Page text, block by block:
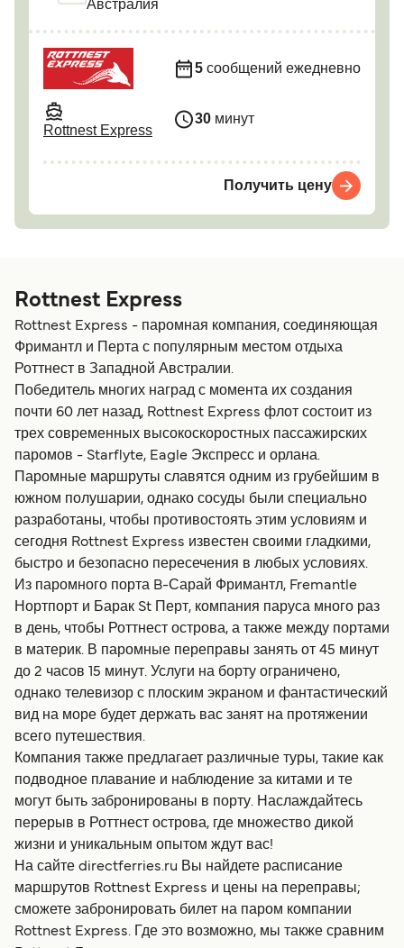
Австралия
Rottnest Express
5 сообщений ежедневно
30 минут
Получить цену
Rottnest Express
Rottnest Express - паромная компания, соединяющая
Фримантл и Перта с популярным местом отдыха
Роттнест в Западной Австралии.
Победитель многих наград с момента их создания
почти 60 лет назад, Rottnest Express флот состоит из
трех современных высокоскоростных пассажирских
паромов - Starflyte, Eagle Экспресс и орлана.
Паромные маршруты славятся одним из грубейшим в
южном полушарии, однако сосуды были специально
разработаны, чтобы противостоять этим условиям и
сегодня Rottnest Express известен своими гладкими,
быстро и безопасно пересечения в любых условиях.
Из паромного порта B-Сарай Фримантл, Fremantle
Нортпорт и Барак St Перт, компания паруса много раз
в день, чтобы Роттнест острова, а также между портами
в материк. В паромные переправы занять от 45 минут
до 2 часов 15 минут. Услуги на борту ограничено,
однако телевизор с плоским экраном и фантастический
вид на море будет держать вас занят на протяжении
всего путешествия.
Компания также предлагает различные туры, такие как
подводное плавание и наблюдение за китами и те
могут быть забронированы в порту. Наслаждайтесь
перерыв в Роттнест острова, где множество дикой
жизни и уникальным опытом ждут вас!
На сайте directferries.ru Вы найдете расписание
маршрутов Rottnest Express и цены на переправы;
сможете забронировать билет на паром компании
Rottnest Express. Где это возможно, мы также сравним